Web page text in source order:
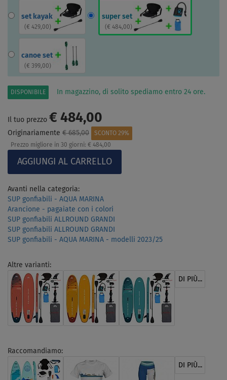
set kayak
( € 429,00)
super set
( € 484,00)
canoe set
( € 399,00)
DISPONIBILE In magazzino, di solito spediamo entro 24 ore.
Il tuo prezzo € 484,00
Originariamente € 685,00
SCONTO 29%
Prezzo migliore in 30 giorni: € 484,00
Avanti nella categoria:
SUP gonfiabili - AQUA MARINA
Arancione - pagaiate con i colori
SUP gonfiabili ALLROUND GRANDI
SUP gonfiabili ALLROUND GRANDI
SUP gonfiabili - AQUA MARINA - modelli 2023/25
Altre varianti:
DI PIÙ...
Raccomandiamo:
DI PIÙ...